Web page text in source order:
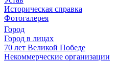
Историческая справка
Фотогалерея
Город
Город в лицах
70 лет Великой Победе
Некоммерческие организации